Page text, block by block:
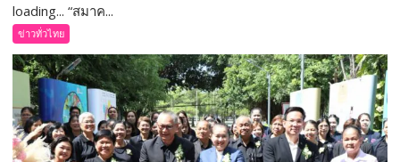
loading... “สมาค...
ข่าวทั่วไทย